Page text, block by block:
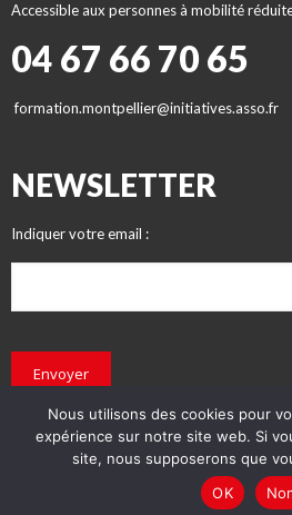
Accessible aux personnes à mobilité
04 67 66 70 65
formation.montpellier@initiatives.asso.fr
NEWSLETTER
Indiquer votre email :
Envoyer
Nous utilisons des cookies pour
expérience sur notre site web. Si
site, nous supposerons que
OK